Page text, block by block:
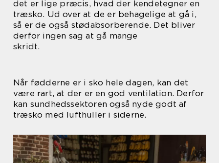
det er lige præcis, hvad der kendetegner en
træsko. Ud over at de er behagelige at gå i,
så er de også stødabsorberende. Det bliver
derfor ingen sag at gå mange
skridt.
Når fødderne er i sko hele dagen, kan det
være rart, at der er en god ventilation. Derfor
kan sundhedssektoren også nyde godt af
træsko med lufthuller i siderne.